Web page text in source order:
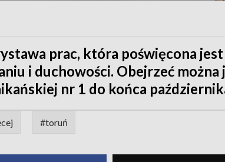
prac, która poświęcona
i duchowości. Obejrzeć można
nr 1 do końca
#toruń